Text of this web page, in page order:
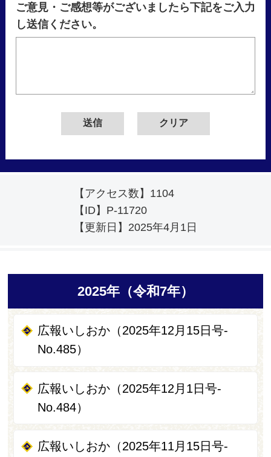
ご意見・ご感想等がございましたら下記をご入力
し送信ください。
【アクセス数】 1104
【ID】 P-11720
【更新日】 2025年4月1日
2025年（令和7年）
広報いしおか（2025年12月15日号-
No.485）
広報いしおか（2025年12月1日号-
No.484）
広報いしおか（2025年11月15日号-